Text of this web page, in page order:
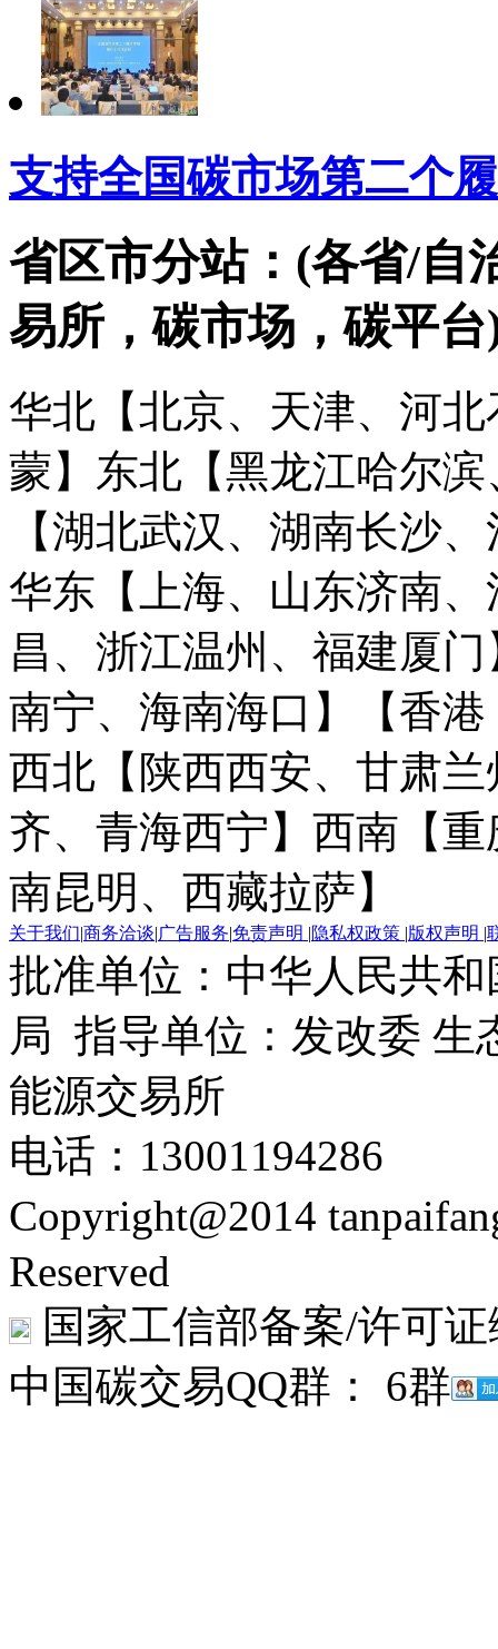
支持全国碳市场第二个
省区市分站：(各省/自
易所，碳市场，碳平台
华北【北京、天津、河
蒙】 东北【黑龙江哈尔
【湖北武汉、湖南长沙
华东【上海、山东济南
昌、浙江温州、福建厦门
南宁、海南海口】
【香
西北【陕西西安、甘肃
齐、青海西宁】 西南【
南昆明、西藏拉萨】
关于我们|商务洽谈|广告服务|免责声明 |隐私权政策 |版权声明 |
批准单位：中华人民共
局 指导单位：发改委 生
能源交易所
电话：13001194286
Copyright@2014
Reserved
国家工信部备案/许可
中国碳交易QQ群： 6群